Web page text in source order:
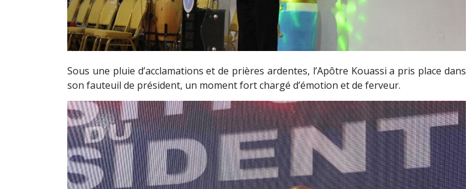
Sous une pluie d’acclamations et de prières ardentes, l’Apôtre Kouassi a pris place dans
son fauteuil de président, un moment fort chargé d’émotion et de ferveur.